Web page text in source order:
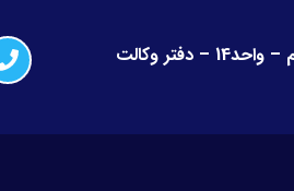
کرج-گوهردشت – فلکه اول – جنب نیکا مال – مجتمع یاس – طبقه سوم – واحد14 – دفتر وکالت